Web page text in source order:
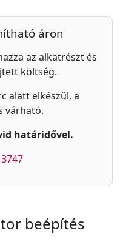
áron
az alkatrészt és
költség.
alatt elkészül, a
várható.
határidővel.
beépítés